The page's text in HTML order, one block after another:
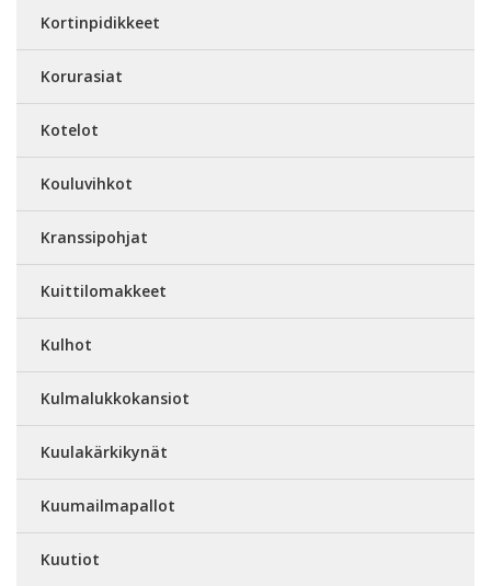
Kortinpidikkeet
Korurasiat
Kotelot
Kouluvihkot
Kranssipohjat
Kuittilomakkeet
Kulhot
Kulmalukkokansiot
Kuulakärkikynät
Kuumailmapallot
Kuutiot